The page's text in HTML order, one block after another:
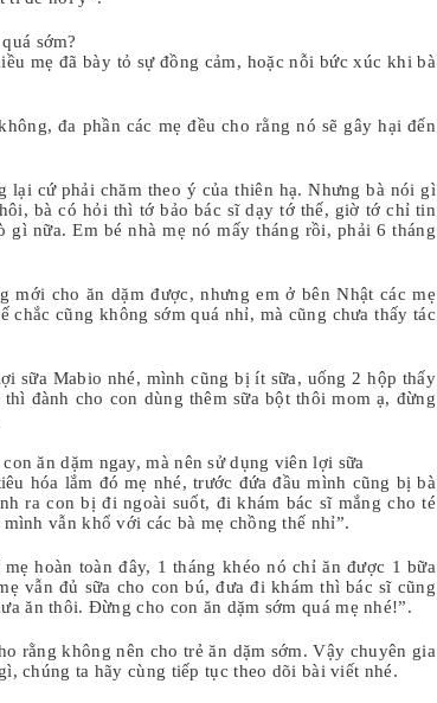
sớm?
mẹ đã bày tỏ sự đồng cảm, hoặc nỗi bức xúc khi bà
đa phần các mẹ đều cho rằng nó sẽ gây hại đến
lại cứ phải chăm theo ý của thiên hạ. Nhưng bà nói gì
bà có hỏi thì tớ bảo bác sĩ dạy tớ thế, giờ tớ chỉ tin
nữa. Em bé nhà mẹ nó mấy tháng rồi, phải 6 tháng
mới cho ăn dặm được, nhưng em ở bên Nhật các mẹ
chắc cũng không sớm quá nhỉ, mà cũng chưa thấy tác
sữa Mabio nhé, mình cũng bị ít sữa, uống 2 hộp thấy
đành cho con dùng thêm sữa bột thôi mom ạ, đừng
ăn dặm ngay, mà nên sử dụng viên lợi sữa
hóa lắm đó mẹ nhé, trước đứa đầu mình cũng bị bà
ra con bị đi ngoài suốt, đi khám bác sĩ mắng cho té
vẫn khổ với các bà mẹ chồng thế nhỉ”.
hoàn toàn đây, 1 tháng khéo nó chỉ ăn được 1 bữa
vẫn đủ sữa cho con bú, đưa đi khám thì bác sĩ cũng
ăn thôi. Đừng cho con ăn dặm sớm quá mẹ nhé!”.
rằng không nên cho trẻ ăn dặm sớm. Vậy chuyên gia
chúng ta hãy cùng tiếp tục theo dõi bài viết nhé.